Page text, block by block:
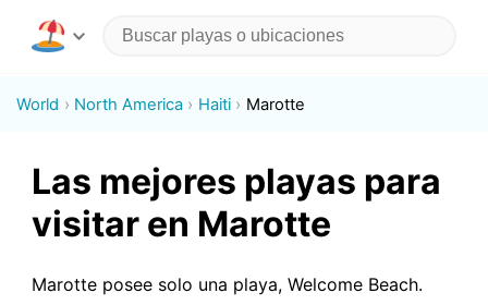
World North America Haiti Marotte
Las mejores playas para
visitar en Marotte
Marotte posee solo una playa, Welcome Beach.